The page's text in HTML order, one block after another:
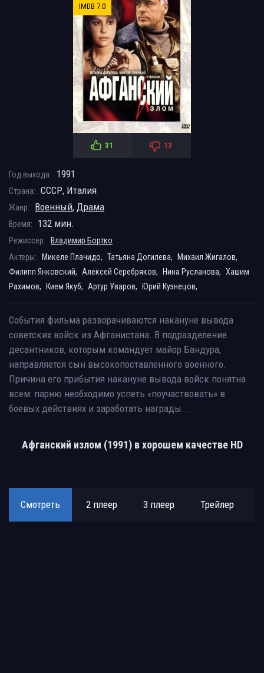
IMDB 7.0
31 13
Год выхода: 1991
Страна: СССР, Италия
Жанр: Военный, Драма
Время: 132 мин.
Режиссер:
Владимир Бортко
Актеры:
Микеле Плачидо, Татьяна Догилева,
Михаил Жигалов,
Филипп Янковский,
Алексей Серебряков, Нина Русланова, Хашим
Рахимов,
Кием Якуб, Артур Уваров, Юрий Кузнецов,
События фильма разворачиваются накануне вывода
советских войск из Афганистана. В подразделение
десантников, которым командует майор Бандура,
направляется сын высокопоставленного военного.
Причина его прибытия накануне вывода войск понятна
всем: парню необходимо успеть «поучаствовать» в
боевых действиях и заработать награды...
Афганский излом (1991) в хорошем качестве HD
Смотреть 2 плеер 3 плеер Трейлер